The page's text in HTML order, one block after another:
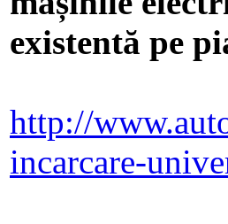
existentă pe
http://
incarcare-